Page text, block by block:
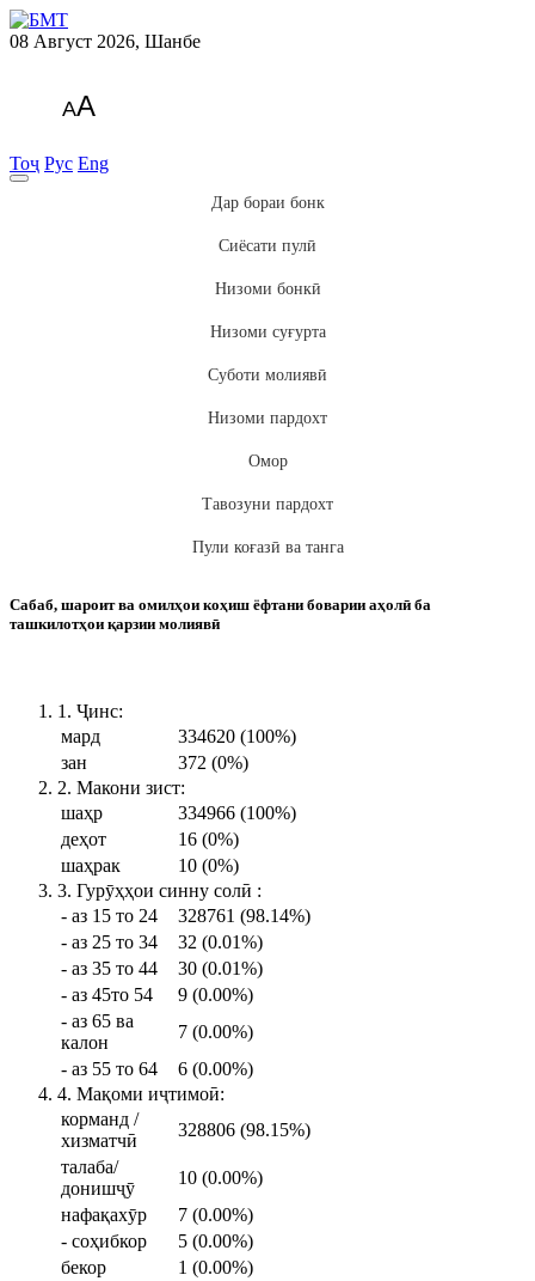
08 Август 2026, Шанбе
AA
Тоҷ Рус Eng
Дар бораи бонк
Сиёсати пулӣ
Низоми бонкӣ
Низоми суғурта
Суботи молиявӣ
Низоми пардохт
Омор
Тавозуни пардохт
Пули коғазӣ ва танга
Сабаб, шароит ва омилҳои коҳиш ёфтани боварии аҳолӣ ба
ташкилотҳои қарзии молиявӣ
1. Ҷинс:
мард
334620 (100%)
зан
372 (0%)
2. Макони зист:
шаҳр
334966 (100%)
деҳот
16 (0%)
шаҳрак
10 (0%)
3. Гурӯҳҳои синну солӣ :
- аз 15 то 24
328761 (98.14%)
- аз 25 то 34
32 (0.01%)
- аз 35 то 44
30 (0.01%)
- аз 45то 54
9 (0.00%)
- аз 65 ва
калон
7 (0.00%)
- аз 55 то 64
6 (0.00%)
4. Мақоми иҷтимоӣ:
корманд /
хизматчӣ
328806 (98.15%)
талаба/
донишҷӯ
10 (0.00%)
нафақахӯр
7 (0.00%)
- соҳибкор
5 (0.00%)
бекор
1 (0.00%)